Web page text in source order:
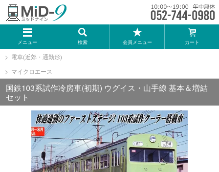
メニュー 検索 会員メニュー カート
メーカー一覧
TOMIX
KATO
GREENMAX
トミーテック
マイクロエース
電車(近郊・通勤形)
マイクロエース
国鉄103系試作冷房車(初期) ウグイス・山手線 基本＆増結
セット